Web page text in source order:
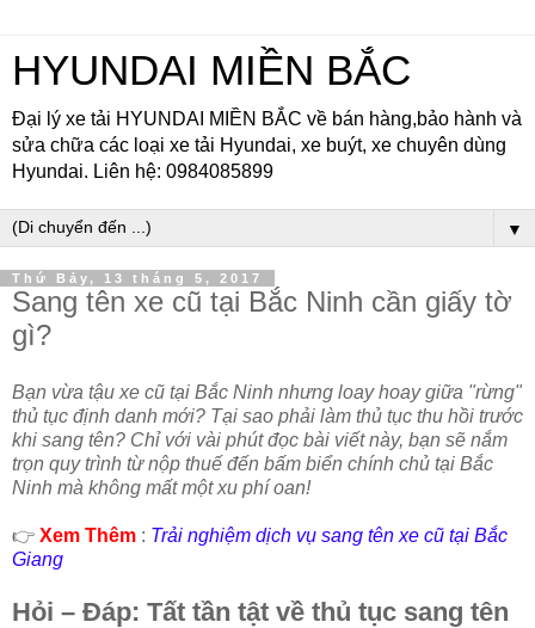
HYUNDAI MIỀN BẮC
Đại lý xe tải HYUNDAI MIỀN BẮC về bán hàng,bảo hành và
sửa chữa các loại xe tải Hyundai, xe buýt, xe chuyên dùng
Hyundai. Liên hệ: 0984085899
▼
Thứ Bảy, 13 tháng 5, 2017
Sang tên xe cũ tại Bắc Ninh cần giấy tờ
gì?
Bạn vừa tậu xe cũ tại Bắc Ninh nhưng loay hoay giữa "rừng"
thủ tục định danh mới? Tại sao phải làm thủ tục thu hồi trước
khi sang tên? Chỉ với vài phút đọc bài viết này, bạn sẽ nắm
trọn quy trình từ nộp thuế đến bấm biển chính chủ tại Bắc
Ninh mà không mất một xu phí oan!
👉 Xem Thêm : Trải nghiệm dịch vụ sang tên xe cũ tại Bắc
Giang
Hỏi – Đáp: Tất tần tật về thủ tục sang tên